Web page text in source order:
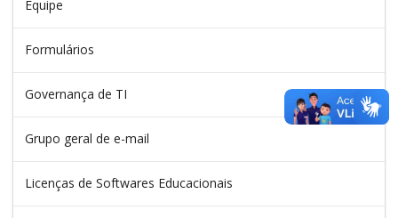
Equipe
Formulários
Governança de TI
Grupo geral de e-mail
Licenças de Softwares Educacionais